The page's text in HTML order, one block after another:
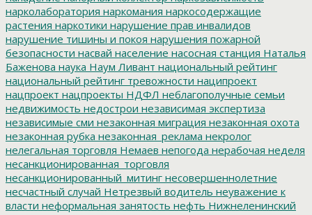
нарколаборатория наркомания наркосодержащие
растения наркотики нарушение прав инвалидов
нарушение тишины и покоя нарушения пожарной
безопасности насвай население насосная станция Наталья
Баженова наука Наум Ливант национальный рейтинг
национальный рейтинг тревожности наципроект
нацпроект нацпроекты НДФЛ неблагополучные семьи
недвижимость недострои независимая экспертиза
независимые сми незаконная миграция незаконная охота
незаконная рубка незаконная_реклама некролог
нелегальная торговля Немаев непогода нерабочая неделя
несанкционированная_торговля
несанкционированный_митинг несовершеннолетние
несчастный случай Нетрезвый водитель неуважение к
власти неформальная занятость нефть Нижнеленинский